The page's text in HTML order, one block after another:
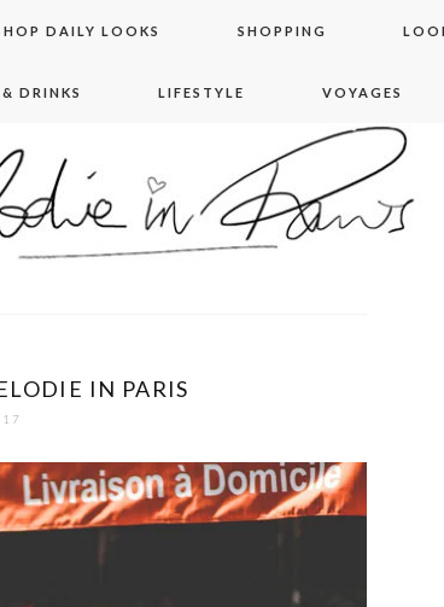
DAILY LOOKS SHOPPING
DRINKS LIFESTYLE VOYAGES
paris
IN PARIS